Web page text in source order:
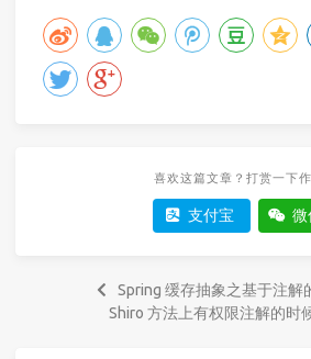
喜欢这篇文章？打赏一下
支付宝 微
Spring 缓存抽象之基于注解
Shiro 方法上有权限注解的时